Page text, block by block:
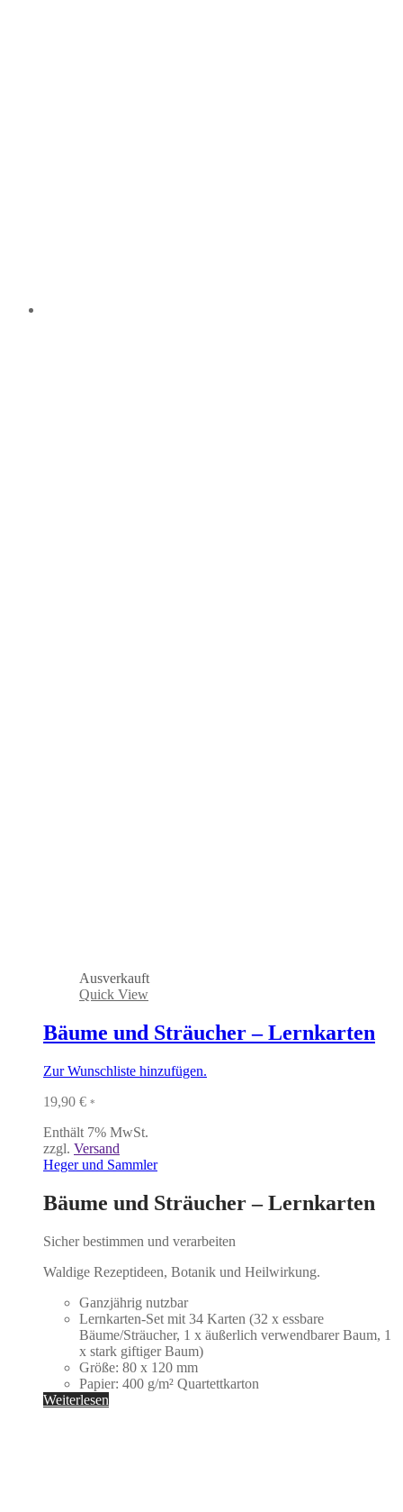
Ausverkauft
Quick View
Bäume und Sträucher – Lernkarten
Zur Wunschliste hinzufügen.
19,90 € *
Enthält 7% MwSt.
zzgl. Versand
Heger und Sammler
Bäume und Sträucher – Lernkarten
Sicher bestimmen und verarbeiten
Waldige Rezeptideen, Botanik und Heilwirkung.
Ganzjährig nutzbar
Lernkarten-Set mit 34 Karten (32 x essbare
Bäume/Sträucher, 1 x äußerlich verwendbarer Baum, 1
x stark giftiger Baum)
Größe: 80 x 120 mm
Papier: 400 g/m² Quartettkarton
Weiterlesen